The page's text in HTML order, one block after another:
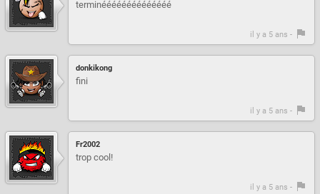
terminéééééééééééééé
il y a 5 ans -
donkikong
fini
il y a 5 ans -
Fr2002
trop cool!
il y a 5 ans -